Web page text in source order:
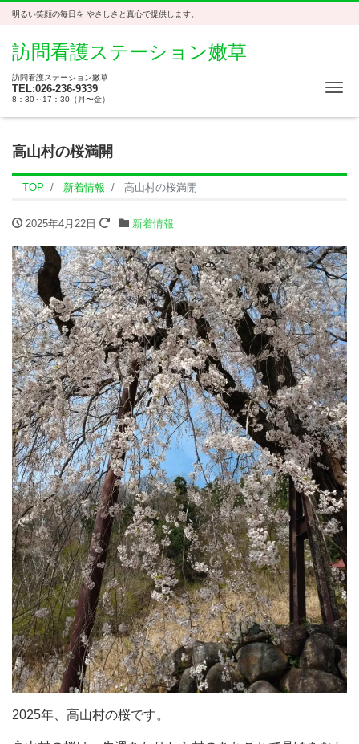
明るい笑顔の毎日を やさしさと真心で提供します。
訪問看護ステーション嫩草
訪問看護ステーション嫩草
TEL:026-236-9339
8：30～17：30（月〜金）
高山村の桜満開
TOP 新着情報 高山村の桜満開
2025年4月22日 新着情報
2025年、高山村の桜です。